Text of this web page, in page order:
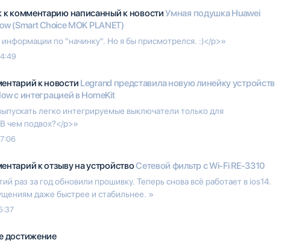
к комментарию написанный к новостиУмная подушка Huawei
(Smart Choice MOK PLANET)
по "начинку". Но я бы присмотрелся. :)</p>»
к новости Legrand представила новую линейку устройств
с интеграцией в HomeKit
легко интегрируемые выключатели только для
чем подвох?</p>»
к отзыву на устройствоСетевой фильтр с Wi-Fi RE-3310
раз за год обновили прошивку. Теперь снова всё работает в ios14.
даже быстрее и стабильнее. »
достижение